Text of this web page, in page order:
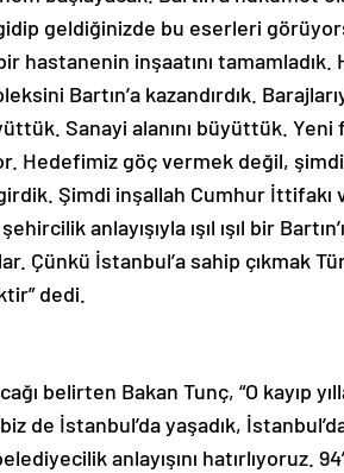
geldiğinizde bu eserleri
hastanenin inşaatını
Bartın’a kazandırdık.
Sanayi alanını büyüttük. Yeni
Hedefimiz göç vermek değil,
Şimdi inşallah Cumhur İttifakı
anlayışıyla ışıl ışıl bir
Çünkü İstanbul’a sahip çıkmak
dedi.
belirten Bakan Tunç, “O kayıp
de İstanbul’da yaşadık,
anlayışını hatırlıyoruz.